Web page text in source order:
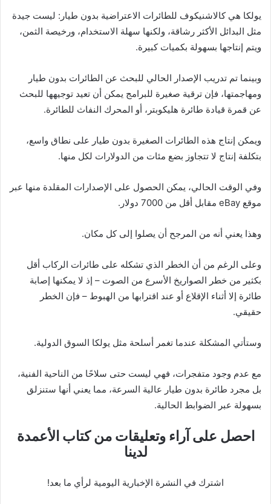
يولكا هي كالاشنيكوف للطائرات الاعتراضية بدون طيار: ليست جيدة
مثل البدائل الأكثر رشاقة، ولكنها سهلة الاستخدام، ورخيصة الثمن،
ويتم إنتاجها بسهولة بكميات كبيرة.
وبينما تم تدريب الإصدار الحالي للبحث عن الطائرات بدون طيار
ومهاجمتها، فإن ترقية صغيرة للبرامج يمكن أن تعيد توجيهها للبحث
عن قمرة قيادة طائرة هليكوبتر، أو المحرك النفاث للطائرة.
ويمكن إنتاج هذه الطائرات الصغيرة بدون طيار على نطاق واسع،
بتكلفة إنتاج لا تتجاوز بضع مئات من الدولارات لكل منها.
وفي الوقت الحالي، يمكن الحصول على الإصدارات المقلدة منها عبر
موقع eBay مقابل أقل من 7000 دولار.
وهذا يعني أنه من المرجح أن يصلوا إلى كل مكان.
وعلى الرغم من أن الخطر الذي تشكله على طائرات الركاب أقل
بكثير من خطر الصواريخ الأسرع من الصوت – إذ لا يمكنها إصابة
طائرة إلا أثناء الإقلاع أو عند اقترابها من الهبوط – فإن الخطر
حقيقي.
وستأتي المشكلة عندما تغمر أسلحة مثل يولكا السوق الدولية.
مع عدم وجود متفجرات، فهي ليست حتى سلاحًا من الناحية الفنية،
بل مجرد طائرة بدون طيار عالية السرعة، مما يعني أنها ستنزلق
بسهولة عبر الضوابط الحالية.
احصل على آراء وتعليقات من كتاب الأعمدة
لدينا
اشترك في النشرة الإخبارية اليومية لرأي ما بعد!